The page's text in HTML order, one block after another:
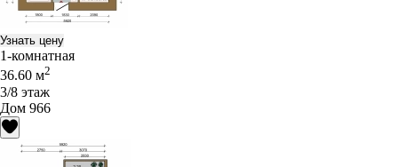
Узнать цену
1-комнатная
36.60 м2
3/8 этаж
Дом 966